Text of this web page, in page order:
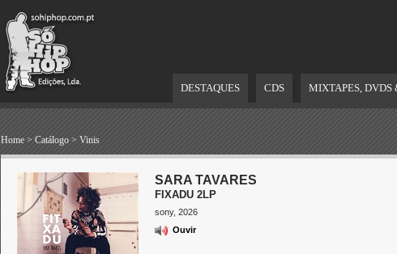
DESTAQUES CDS MIXTAPES, DVDS
Home > Catálogo > Vinis
SARA TAVARES
FIXADU 2LP
sony, 2026
Ouvir